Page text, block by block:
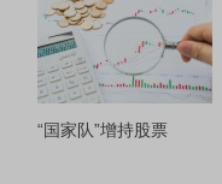
“国家队”增持股票